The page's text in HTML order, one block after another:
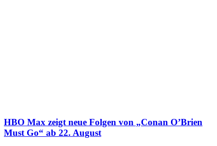
HBO Max zeigt neue Folgen von „Conan O’Brien
Must Go“ ab 22. August